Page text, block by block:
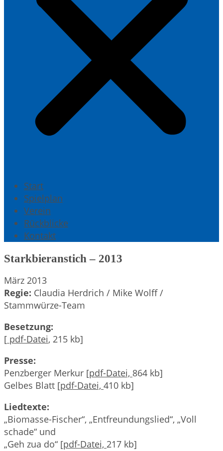
Start
Spielplan
Verein
Rückblicke
Kontakt
Starkbieranstich – 2013
März 2013
Regie: Claudia Herdrich / Mike Wolff /
Stammwürze-Team
Besetzung:
[ pdf-Datei, 215 kb]
Presse:
Penzberger Merkur [pdf-Datei, 864 kb]
Gelbes Blatt [pdf-Datei, 410 kb]
Liedtexte:
„Biomasse-Fischer“, „Entfreundungslied“, „Voll
schade“ und
„Geh zua do“ [pdf-Datei, 217 kb]